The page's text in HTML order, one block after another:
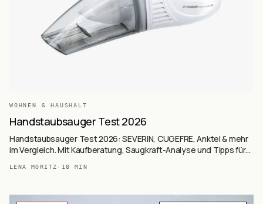
WOHNEN & HAUSHALT
Handstaubsauger Test 2026
Handstaubsauger Test 2026: SEVERIN, CUGEFRE, Anktel & mehr
im Vergleich. Mit Kaufberatung, Saugkraft-Analyse und Tipps für
LENA MORITZ · 18 MIN